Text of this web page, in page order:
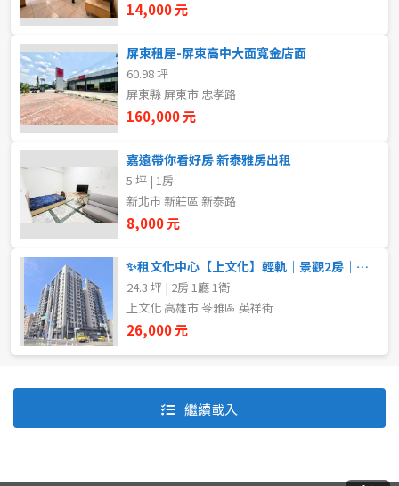
預設排序
價格從高到低
租金(元)
自租
房東自租
14,000 元
屏東租屋-屏東高中大面寬金店面
60.98 坪
屏東縣 屏東市 忠孝路
160,000 元
嘉遠帶你看好房 新泰雅房出租
5 坪 | 1房
新北市 新莊區 新泰路
8,000 元
✨租文化中心【上文化】輕軌｜景觀2房｜附車位｜新成屋限量釋出
24.3 坪 | 2房 1廳 1衛
上文化 高雄市 苓雅區 英祥街
26,000 元
繼續載入